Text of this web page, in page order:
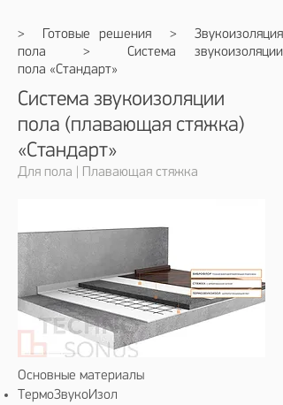
> Готовые решения >
Звукоизоляция
пола > Система звукоизоляции
пола «Стандарт»
Система звукоизоляции
пола (плавающая стяжка)
«Стандарт»
Для пола | Плавающая стяжка
Основные материалы
ТермоЗвукоИзол